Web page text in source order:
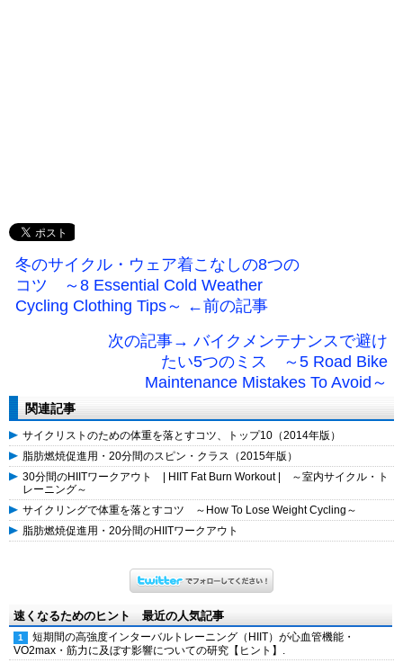
冬のサイクル・ウェア着こなしの8つの
コツ ～8 Essential Cold Weather
Cycling Clothing Tips～ ←前の記事
次の記事→ バイクメンテナンスで避け
たい5つのミス ～5 Road Bike
Maintenance Mistakes To Avoid～
関連記事
サイクリストのための体重を落とすコツ、トップ10（2014年版）
脂肪燃焼促進用・20分間のスピン・クラス（2015年版）
30分間のHIITワークアウト | HIIT Fat Burn Workout | ～室内サイクル・ト
レーニング～
サイクリングで体重を落とすコツ ～How To Lose Weight Cycling～
脂肪燃焼促進用・20分間のHIITワークアウト
速くなるためのヒント 最近の人気記事
短期間の高強度インターバルトレーニング（HIIT）が心血管機能・
VO2max・筋力に及ぼす影響についての研究【ヒント】.